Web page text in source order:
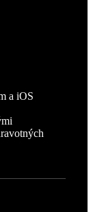
a iOS